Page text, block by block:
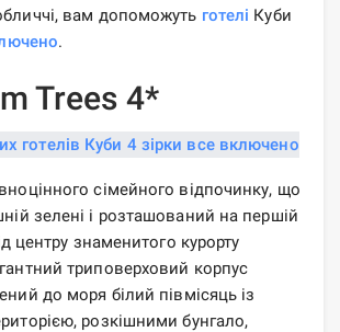
вам допоможуть готелі Куби
.
Trees 4*
сімейного відпочинку, що
зелені і розташований на першій
центру знаменитого курорту
триповерховий корпус
до моря білий півмісяць із
розкішними бунгало,